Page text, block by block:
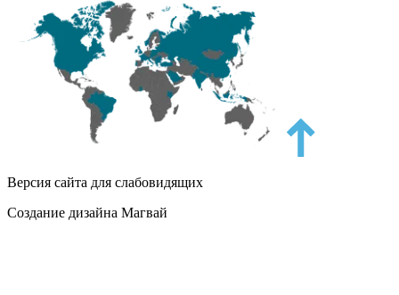
Версия сайта для слабовидящих
Создание дизайна Магвай